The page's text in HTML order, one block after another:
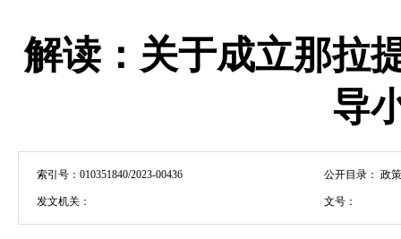
解读：关于成立那拉
导
索引号： 010351840/2023-00436 公开目录： 政
发文机关： 文号：